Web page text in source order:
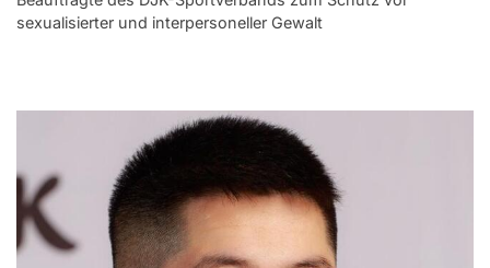
sexualisierter und interpersoneller Gewalt